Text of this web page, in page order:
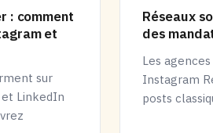
: comment
et
sur
LinkedIn
Réseaux
des
Les
Instagram
posts